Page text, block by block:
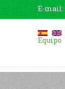
E-mail:
Equipo